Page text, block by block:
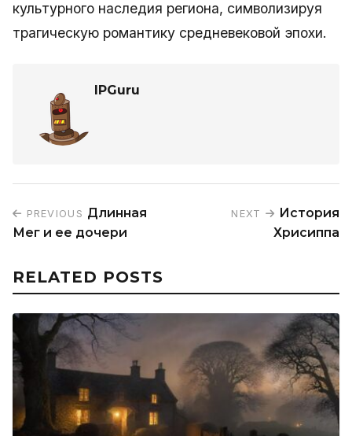
культурного наследия региона, символизируя
трагическую романтику средневековой эпохи.
IPGuru
PREVIOUS Длинная
Мег и ее дочери
NEXT
История
Хрисиппа
RELATED POSTS